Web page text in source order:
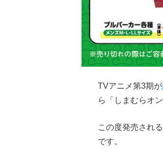
TVアニメ第3期が
ら「しまむらオ
この度発売され
です。